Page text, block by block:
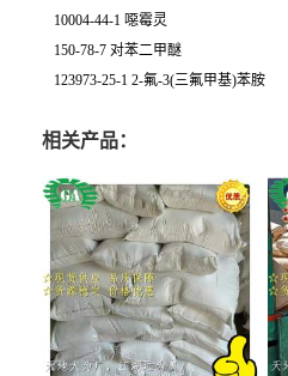
10004-44-1 噁霉灵
150-78-7 对苯二甲醚
123973-25-1 2-氟-3(三氟甲基)苯胺
相关产品：